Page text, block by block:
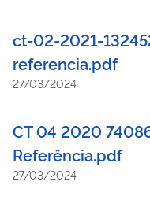
ct-02-2021-
referencia.pdf
27/03/2024
CT 04 2020
Referência.pdf
27/03/2024